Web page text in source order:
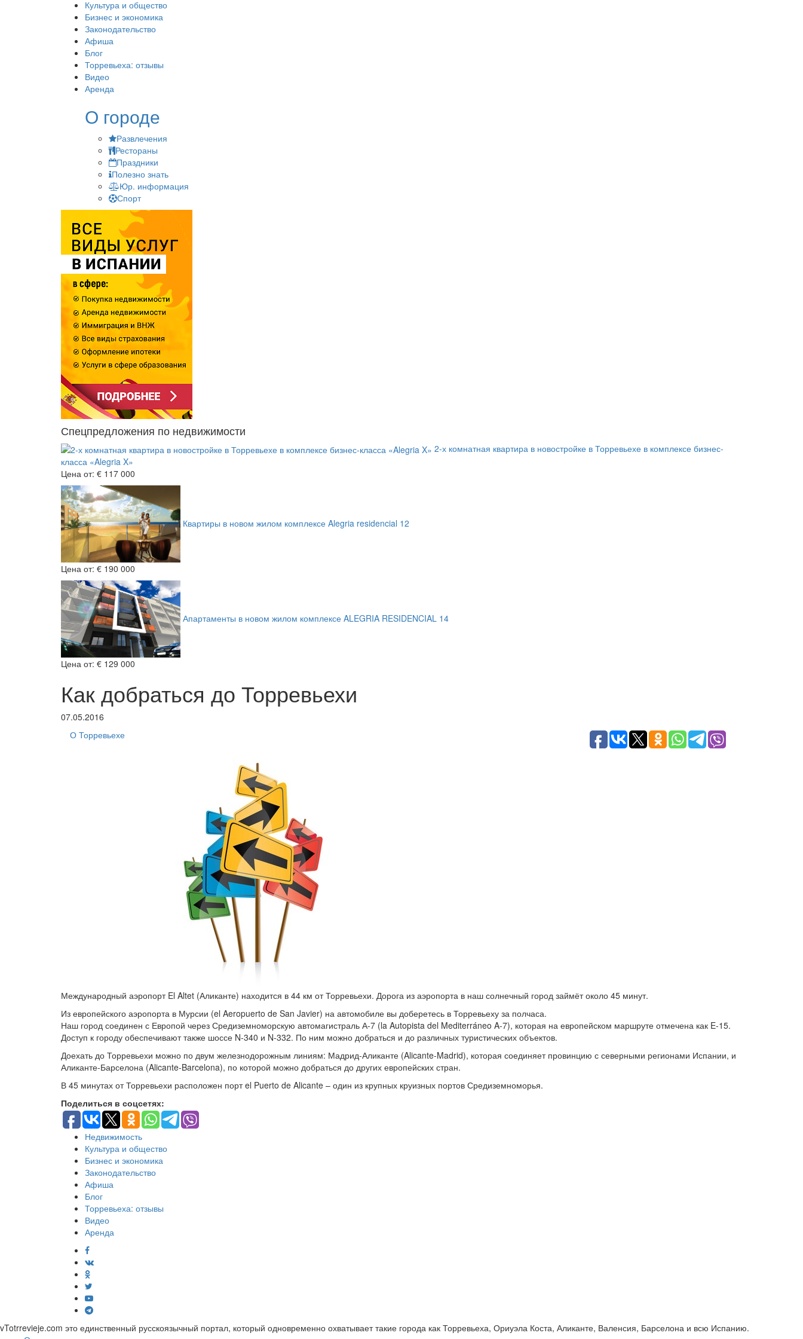
Культура и общество
Бизнес и экономика
Законодательство
Афиша
Блог
Торревьеха: отзывы
Видео
Аренда
О городе
Развлечения
Рестораны
Праздники
Полезно знать
Юр. информация
Спорт
Спецпредложения по недвижимости
2-х комнатная квартира в новостройке в Торревьехе в комплексе бизнес-
класса «Alegria X»
Цена от: € 117 000
Квартиры в новом жилом комплексе Alegria residencial 12
Цена от: € 190 000
Апартаменты в новом жилом комплексе ALEGRIA RESIDENCIAL 14
Цена от: € 129 000
Как добраться до Торревьехи
07.05.2016
О Торревьехе
Международный аэропорт El Altet (Аликанте) находится в 44 км от Торревьехи. Дорога из аэропорта в наш солнечный город займёт около 45 минут.
Из европейского аэропорта в Мурсии (el Aeropuerto de San Javier) на автомобиле вы доберетесь в Торревьеху за полчаса.
Наш город соединен с Европой через Средиземноморскую автомагистраль А-7 (la Autopista del Mediterráneo A-7), которая на европейском маршруте отмечена как E-15.
Доступ к городу обеспечивают также шоссе N-340 и N-332. По ним можно добраться и до различных туристических объектов.
Доехать до Торревьехи можно по двум железнодорожным линиям: Мадрид-Аликанте (Alicante-Madrid), которая соединяет провинцию с северными регионами Испании, и
Аликанте-Барселона (Alicante-Barcelona), по которой можно добраться до других европейских стран.
В 45 минутах от Торревьехи расположен порт el Puerto de Alicante – один из крупных круизных портов Средиземноморья.
Поделиться в соцсетях:
Недвижимость
Культура и общество
Бизнес и экономика
Законодательство
Афиша
Блог
Торревьеха: отзывы
Видео
Аренда
vTotrrevieje.com это единственный русскоязычный портал, который одновременно охватывает такие города как Торревьеха, Ориуэла Коста, Аликанте, Валенсия, Барселона и всю Испанию.